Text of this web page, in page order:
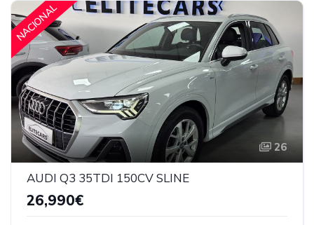
NACIONAL
26
AUDI Q3 35TDI 150CV SLINE
26,990€